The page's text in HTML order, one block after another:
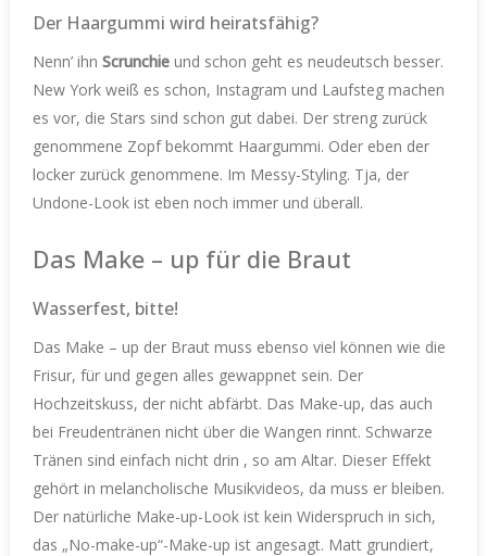
Der Haargummi wird heiratsfähig?
Nenn’ ihn Scrunchie und schon geht es neudeutsch besser.
New York weiß es schon, Instagram und Laufsteg machen
es vor, die Stars sind schon gut dabei. Der streng zurück
genommene Zopf bekommt Haargummi. Oder eben der
locker zurück genommene. Im Messy-Styling. Tja, der
Undone-Look ist eben noch immer und überall.
Das Make – up für die Braut
Wasserfest, bitte!
Das Make – up der Braut muss ebenso viel können wie die
Frisur, für und gegen alles gewappnet sein. Der
Hochzeitskuss, der nicht abfärbt. Das Make-up, das auch
bei Freudentränen nicht über die Wangen rinnt. Schwarze
Tränen sind einfach nicht drin , so am Altar. Dieser Effekt
gehört in melancholische Musikvideos, da muss er bleiben.
Der natürliche Make-up-Look ist kein Widerspruch in sich,
das „No-make-up“-Make-up ist angesagt. Matt grundiert,